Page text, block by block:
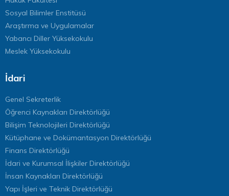
Sosyal Bilimler Enstitüsü
Araştırma ve Uygulamalar
Yabancı Diller Yüksekokulu
Meslek Yüksekokulu
İdari
Genel Sekreterlik
Öğrenci Kaynakları Direktörlüğü
Bilişim Teknolojileri Direktörlüğü
Kütüphane ve Dokümantasyon Direktörlüğü
Finans Direktörlüğü
İdari ve Kurumsal İlişkiler Direktörlüğü
İnsan Kaynakları Direktörlüğü
Yapı İşleri ve Teknik Direktörlüğü